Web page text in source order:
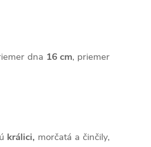
dna 16 cm, priemer
králici, morčatá a činčily,